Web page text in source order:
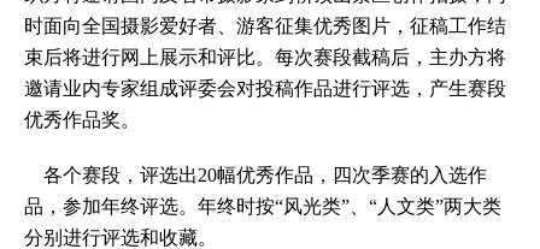
时面向全国摄影爱好者、游客征集优秀图片，征稿工作结
束后将进行网上展示和评比。每次赛段截稿后，主办方将
邀请业内专家组成评委会对投稿作品进行评选，产生赛段
优秀作品奖。
各个赛段，评选出20幅优秀作品，四次季赛的入选作
品，参加年终评选。年终时按“风光类”、“人文类”两大类
分别进行评选和收藏。